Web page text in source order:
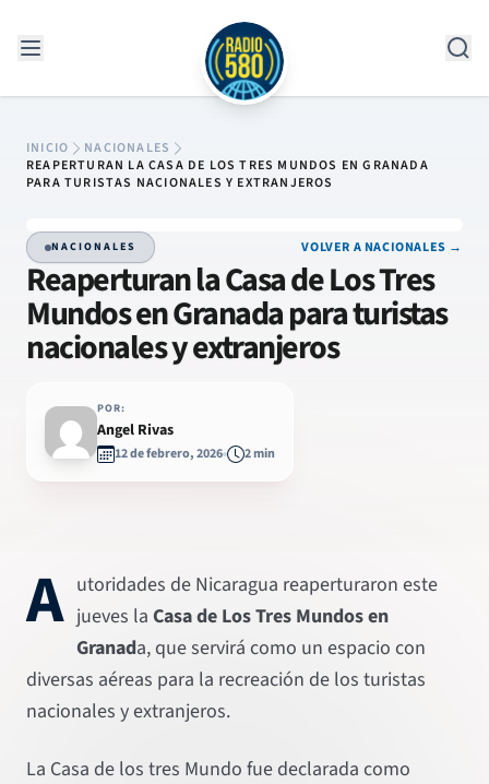
INICIO
NACIONALES
REAPERTURAN LA CASA DE LOS TRES MUNDOS EN GRANADA
PARA TURISTAS NACIONALES Y EXTRANJEROS
NACIONALES VOLVER A NACIONALES →
Reaperturan la Casa de Los Tres
Mundos en Granada para turistas
nacionales y extranjeros
POR:
Angel Rivas
12 de febrero, 2026 2 min
A utoridades de Nicaragua reaperturaron este
jueves la Casa de Los Tres Mundos en
Granada, que servirá como un espacio con
diversas aéreas para la recreación de los turistas
nacionales y extranjeros.
La Casa de los tres Mundo fue declarada como